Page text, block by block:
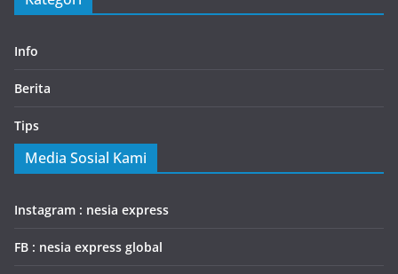
Info
Berita
Tips
Media Sosial Kami
Instagram : nesia express
FB : nesia express global